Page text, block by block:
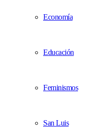
Economía
Educación
Feminismos
San Luis